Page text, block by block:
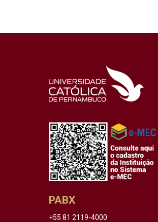
PABX
+55 81 2119-4000